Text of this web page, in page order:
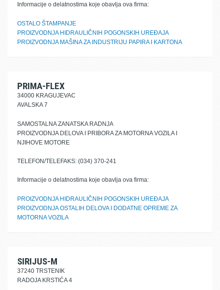
Informacije o delatnostima koje obavlja ova firma:
OSTALO ŠTAMPANJE
PROIZVODNJA HIDRAULIČNIH POGONSKIH UREĐAJA
PROIZVODNJA MAŠINA ZA INDUSTRIJU PAPIRA I KARTONA
PRIMA-FLEX
34000 KRAGUJEVAC
AVALSKA 7
SAMOSTALNA ZANATSKA RADNJA
PROIZVODNJA DELOVA I PRIBORA ZA MOTORNA VOZILA I
NJIHOVE MOTORE
TELEFON/TELEFAKS: (034) 370-241
Informacije o delatnostima koje obavlja ova firma:
PROIZVODNJA HIDRAULIČNIH POGONSKIH UREĐAJA
PROIZVODNJA OSTALIH DELOVA I DODATNE OPREME ZA
MOTORNA VOZILA
SIRIJUS-M
37240 TRSTENIK
RADOJA KRSTIĆA 4